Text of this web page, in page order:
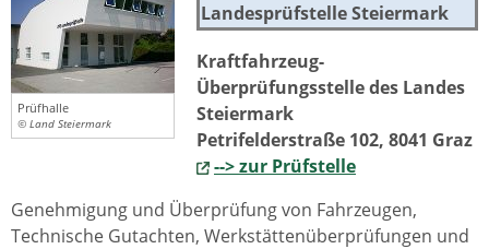
Prüfhalle
© Land Steiermark
Landesprüfstelle Steiermark
Kraftfahrzeug-
Überprüfungsstelle des Landes
Steiermark
Petrifelderstraße 102, 8041 Graz
--> zur Prüfstelle
Genehmigung und Überprüfung von Fahrzeugen,
Technische Gutachten, Werkstättenüberprüfungen und